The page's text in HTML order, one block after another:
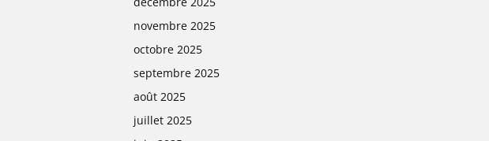
novembre 2025
octobre 2025
septembre 2025
août 2025
juillet 2025